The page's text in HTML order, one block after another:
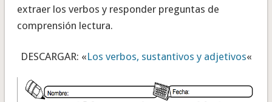
extraer los verbos y responder preguntas de
comprensión lectura.
DESCARGAR: «Los verbos, sustantivos y adjetivos«